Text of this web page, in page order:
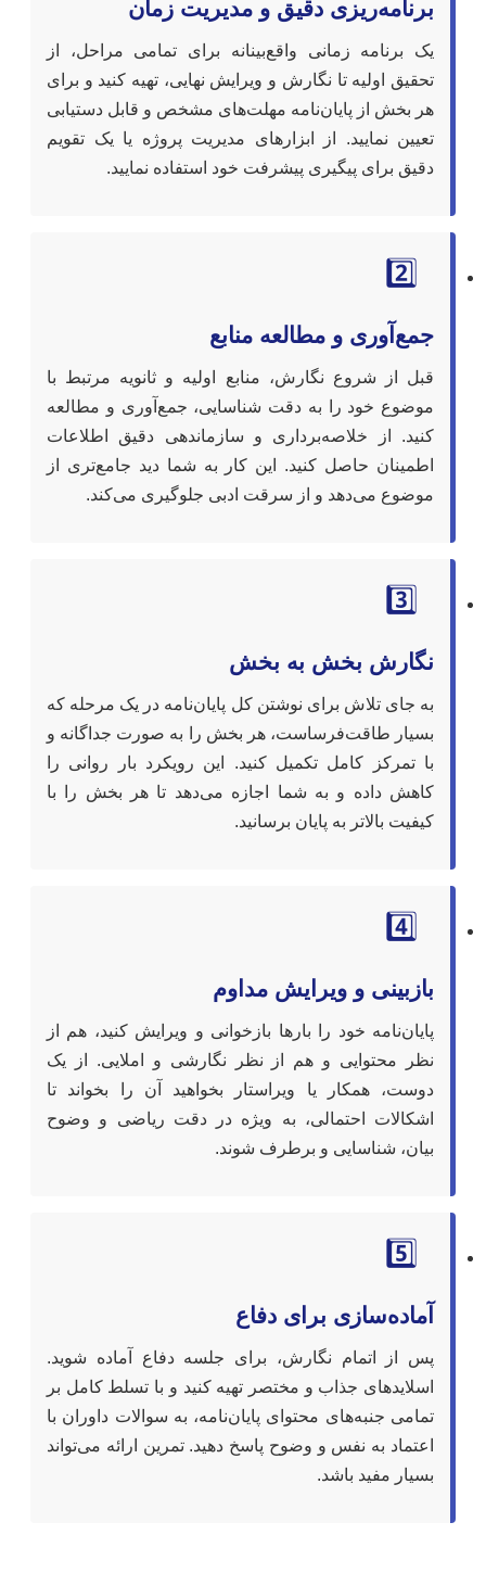
برنامه‌ریزی دقیق و مدیریت زمان
یک برنامه زمانی واقع‌بینانه برای تمامی مراحل، از
تحقیق اولیه تا نگارش و ویرایش نهایی، تهیه کنید و برای
هر بخش از پایان‌نامه مهلت‌های مشخص و قابل دستیابی
تعیین نمایید. از ابزارهای مدیریت پروژه یا یک تقویم
دقیق برای پیگیری پیشرفت خود استفاده نمایید.
2️⃣
جمع‌آوری و مطالعه منابع
قبل از شروع نگارش، منابع اولیه و ثانویه مرتبط با
موضوع خود را به دقت شناسایی، جمع‌آوری و مطالعه
کنید. از خلاصه‌برداری و سازماندهی دقیق اطلاعات
اطمینان حاصل کنید. این کار به شما دید جامع‌تری از
موضوع می‌دهد و از سرقت ادبی جلوگیری می‌کند.
3️⃣
نگارش بخش به بخش
به جای تلاش برای نوشتن کل پایان‌نامه در یک مرحله که
بسیار طاقت‌فرساست، هر بخش را به صورت جداگانه و
با تمرکز کامل تکمیل کنید. این رویکرد بار روانی را
کاهش داده و به شما اجازه می‌دهد تا هر بخش را با
کیفیت بالاتر به پایان برسانید.
4️⃣
بازبینی و ویرایش مداوم
پایان‌نامه خود را بارها بازخوانی و ویرایش کنید، هم از
نظر محتوایی و هم از نظر نگارشی و املایی. از یک
دوست، همکار یا ویراستار بخواهید آن را بخواند تا
اشکالات احتمالی، به ویژه در دقت ریاضی و وضوح
بیان، شناسایی و برطرف شوند.
5️⃣
آماده‌سازی برای دفاع
پس از اتمام نگارش، برای جلسه دفاع آماده شوید.
اسلایدهای جذاب و مختصر تهیه کنید و با تسلط کامل بر
تمامی جنبه‌های محتوای پایان‌نامه، به سوالات داوران با
اعتماد به نفس و وضوح پاسخ دهید. تمرین ارائه می‌تواند
بسیار مفید باشد.